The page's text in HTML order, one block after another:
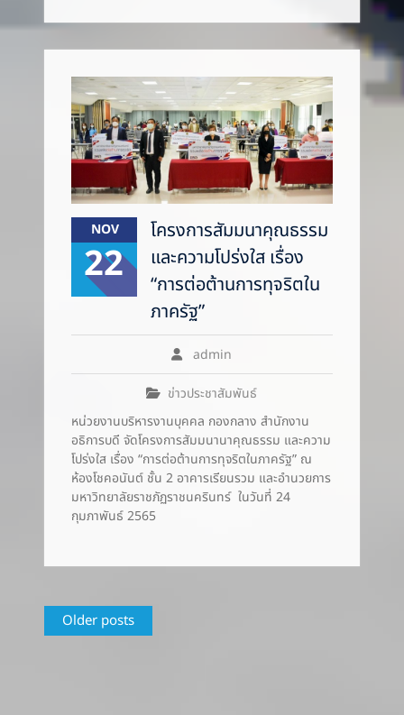
NOV
22
โครงการสัมมนาคุณธรรม
และความโปร่งใส เรื่อง
“การต่อต้านการทุจริตใน
ภาครัฐ”
admin
ข่าวประชาสัมพันธ์
หน่วยงานบริหารงานบุคคล กองกลาง สำนักงาน
อธิการบดี จัดโครงการสัมมนานาคุณธรรม และความ
โปร่งใส เรื่อง “การต่อต้านการทุจริตในภาครัฐ” ณ
ห้องโชคอนันต์ ชั้น 2 อาคารเรียนรวม และอำนวยการ
มหาวิทยาลัยราชภัฏราชนครินทร์ ในวันที่ 24
กุมภาพันธ์ 2565
Posts
navigation
Older posts